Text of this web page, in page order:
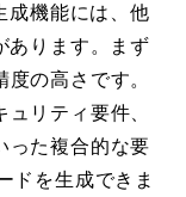
機能には、他
あります。まず
の高さです。
リティ要件、
った複合的な要
ドを生成できま